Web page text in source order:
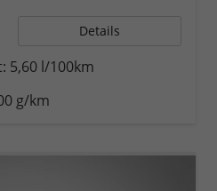
Details
5,60 l/100km
g/km